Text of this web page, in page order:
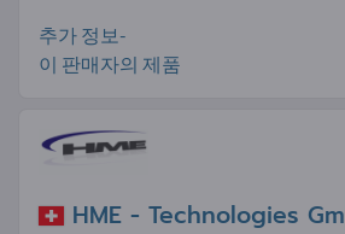
추가 정보-
이 판매자의 제품
HME - Technologies